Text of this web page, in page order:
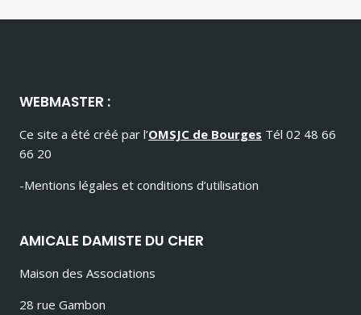
WEBMASTER :
Ce site a été créé par l’OMSJC de Bourges Tél 02 48 66
66 20
-Mentions légales et conditions d’utilisation
AMICALE DAMISTE DU CHER
Maison des Associations
28 rue Gambon